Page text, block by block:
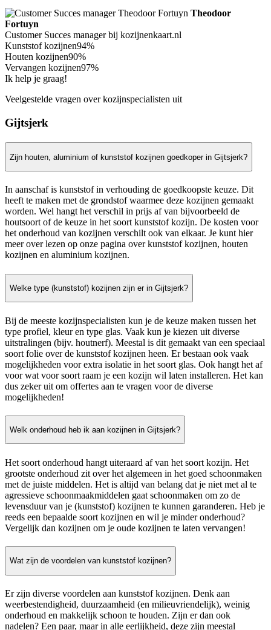
Theodoor
Fortuyn
Customer Succes manager bij kozijnenkaart.nl
Kunststof kozijnen94%
Houten kozijnen90%
Vervangen kozijnen97%
Ik help je graag!
Veelgestelde vragen over kozijnspecialisten uit
Gijtsjerk
Zijn houten, aluminium of kunststof kozijnen goedkoper in Gijtsjerk?
In aanschaf is kunststof in verhouding de goedkoopste keuze. Dit
heeft te maken met de grondstof waarmee deze kozijnen gemaakt
worden. Wel hangt het verschil in prijs af van bijvoorbeeld de
houtsoort of de keuze in het soort kunststof kozijn. De kosten voor
het onderhoud van kozijnen verschilt ook van elkaar. Je kunt hier
meer over lezen op onze pagina over kunststof kozijnen, houten
kozijnen en aluminium kozijnen.
Welke type (kunststof) kozijnen zijn er in Gijtsjerk?
Bij de meeste kozijnspecialisten kun je de keuze maken tussen het
type profiel, kleur en type glas. Vaak kun je kiezen uit diverse
uitstralingen (bijv. houtnerf). Meestal is dit gemaakt van een speciaal
soort folie over de kunststof kozijnen heen. Er bestaan ook vaak
mogelijkheden voor extra isolatie in het soort glas. Ook hangt het af
voor wat voor soort raam je een kozijn wil laten installeren. Het kan
dus zeker uit om offertes aan te vragen voor de diverse
mogelijkheden!
Welk onderhoud heb ik aan kozijnen in Gijtsjerk?
Het soort onderhoud hangt uiteraard af van het soort kozijn. Het
grootste onderhoud zit over het algemeen in het goed schoonmaken
met de juiste middelen. Het is altijd van belang dat je niet met al te
agressieve schoonmaakmiddelen gaat schoonmaken om zo de
levensduur van je (kunststof) kozijnen te kunnen garanderen. Heb je
reeds een bepaalde soort kozijnen en wil je minder onderhoud?
Vergelijk dan kozijnen om je oude kozijnen te laten vervangen!
Wat zijn de voordelen van kunststof kozijnen?
Er zijn diverse voordelen aan kunststof kozijnen. Denk aan
weerbestendigheid, duurzaamheid (en milieuvriendelijk), weinig
onderhoud en makkelijk schoon te houden. Zijn er dan ook
nadelen? Een paar, maar in alle eerlijkheid, deze zijn meestal